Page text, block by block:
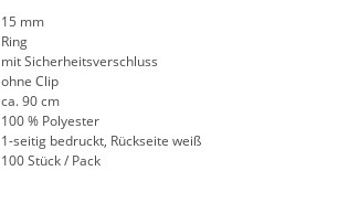
15 mm
Ring
mit Sicherheitsverschluss
ohne Clip
ca. 90 cm
100 % Polyester
1-seitig bedruckt, Rückseite weiß
100 Stück / Pack